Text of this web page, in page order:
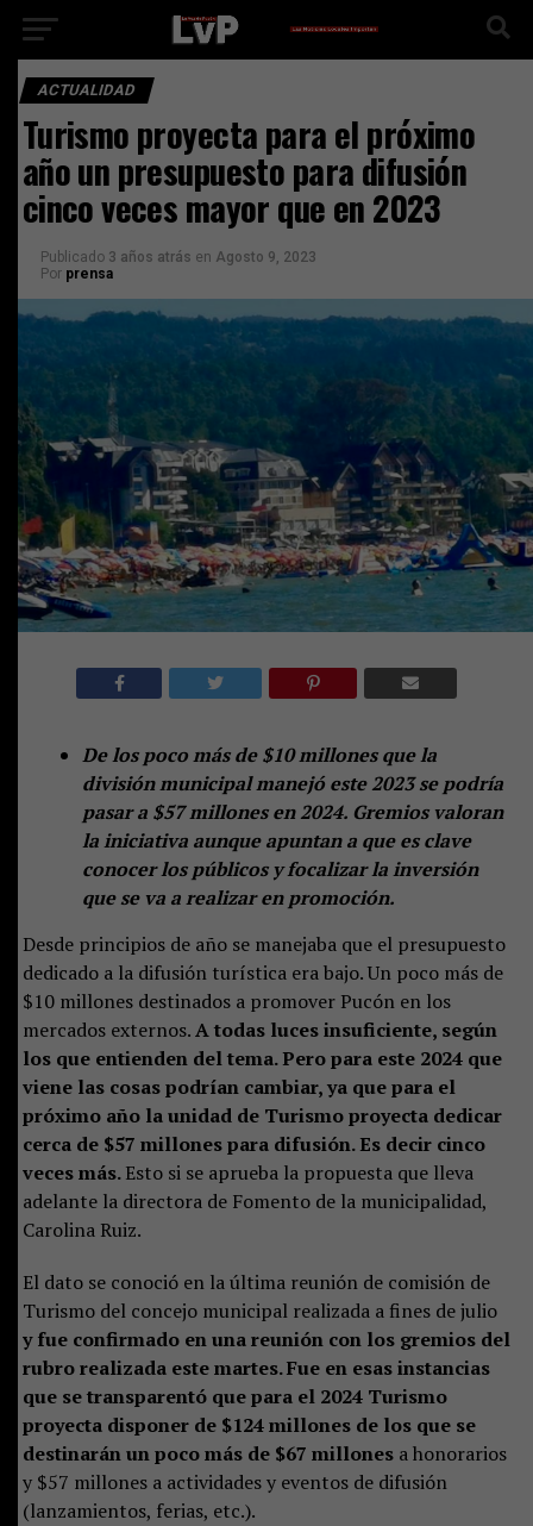
ACTUALIDAD
Turismo proyecta para el próximo
año un presupuesto para difusión
cinco veces mayor que en 2023
Publicado 3 años atrás en Agosto 9, 2023
Por prensa
De los poco más de $10 millones que la
división municipal manejó este 2023 se podría
pasar a $57 millones en 2024. Gremios valoran
la iniciativa aunque apuntan a que es clave
conocer los públicos y focalizar la inversión
que se va a realizar en promoción.
Desde principios de año se manejaba que el presupuesto
dedicado a la difusión turística era bajo. Un poco más de
$10 millones destinados a promover Pucón en los
mercados externos.A todas luces insuficiente, según
los que entienden del tema. Pero para este 2024 que
viene las cosas podrían cambiar, ya que para el
próximo año la unidad de Turismo proyecta dedicar
cerca de $57 millones para difusión. Es decir cinco
veces más.Esto si se aprueba la propuesta que lleva
adelante la directora de Fomento de la municipalidad,
Carolina Ruiz.
El dato se conoció en la última reunión de comisión de
Turismo del concejo municipal realizada a fines de julio
y fue confirmado en una reunión con los gremios del
rubro realizada este martes. Fue en esas instancias
que se transparentó que para el 2024 Turismo
proyecta disponer de $124 millones de los que se
destinarán un poco más de $67 millonesa honorarios
y $57 millones a actividades y eventos de difusión
(lanzamientos, ferias, etc.).